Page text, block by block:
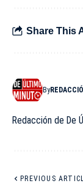
Share This
By
Redacción de De
PREVIOUS